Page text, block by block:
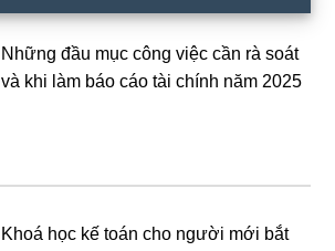
Những đầu mục công việc cần rà soát
và khi làm báo cáo tài chính năm 2025
Khoá học kế toán cho người mới bắt